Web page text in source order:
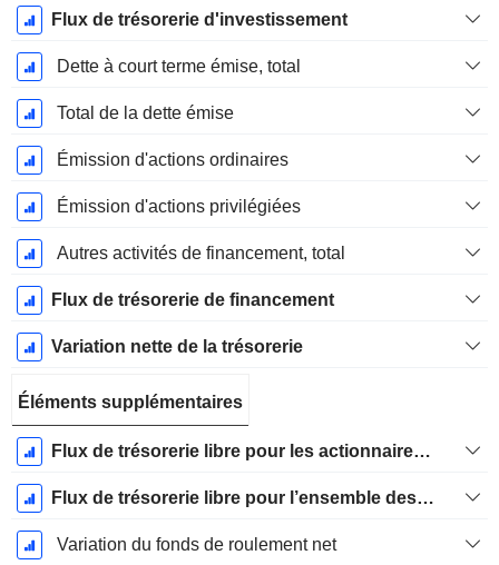
Flux de trésorerie d'investissement
Dette à court terme émise, total
Total de la dette émise
Émission d'actions ordinaires
Émission d'actions privilégiées
Autres activités de financement, total
Flux de trésorerie de financement
Variation nette de la trésorerie
Éléments supplémentaires
Flux de trésorerie libre pour les actionnaires FCFE
Flux de trésorerie libre pour l’ensemble des pourvoyeurs de fonds (créanciers et actionnaires) FCFF
Variation du fonds de roulement net